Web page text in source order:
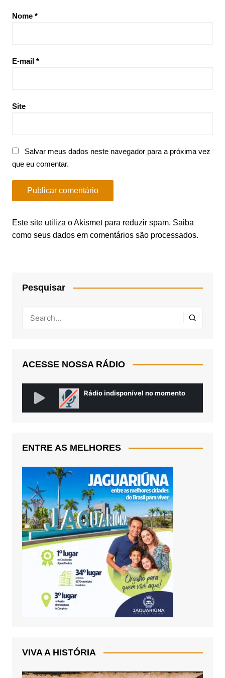
Nome *
E-mail *
Site
Salvar meus dados neste navegador para a próxima vez
que eu comentar.
Este site utiliza o Akismet para reduzir spam. Saiba
como seus dados em comentários são processados.
Pesquisar
ACESSE NOSSA RÁDIO
ENTRE AS MELHORES
VIVA A HISTÓRIA